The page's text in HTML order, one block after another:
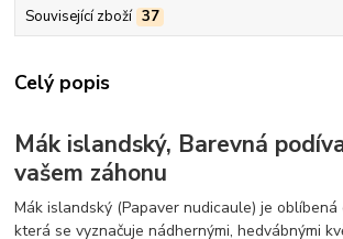
Související zboží 37
Celý popis
Mák islandský, Barevná
vašem záhonu
Mák islandský (Papaver nudicaule) je
která se vyznačuje nádhernými, hedvábnými